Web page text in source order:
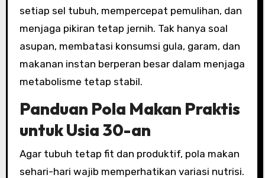
setiap sel tubuh, mempercepat pemulihan, dan
menjaga pikiran tetap jernih. Tak hanya soal
asupan, membatasi konsumsi gula, garam, dan
makanan instan berperan besar dalam menjaga
metabolisme tetap stabil.
Panduan Pola Makan Praktis
untuk Usia 30-an
Agar tubuh tetap fit dan produktif, pola makan
sehari-hari wajib memperhatikan variasi nutrisi.